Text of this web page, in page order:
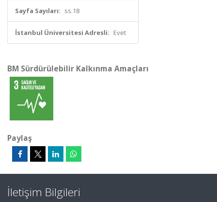
Sayfa Sayıları: ss.18
İstanbul Üniversitesi Adresli: Evet
BM Sürdürülebilir Kalkınma Amaçları
Paylaş
İletişim Bilgileri